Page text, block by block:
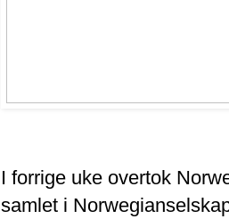
I forrige uke overtok
samlet i